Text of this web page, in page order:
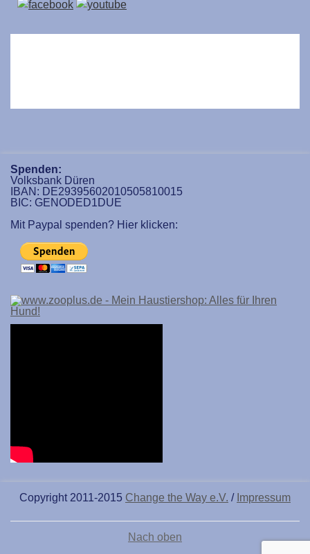
Spenden:
Volksbank Düren
IBAN: DE29395602010505810015
BIC: GENODED1DUE
Mit Paypal spenden? Hier klicken:
Copyright 2011-2015 Change the Way e.V. / Impressum
Nach oben